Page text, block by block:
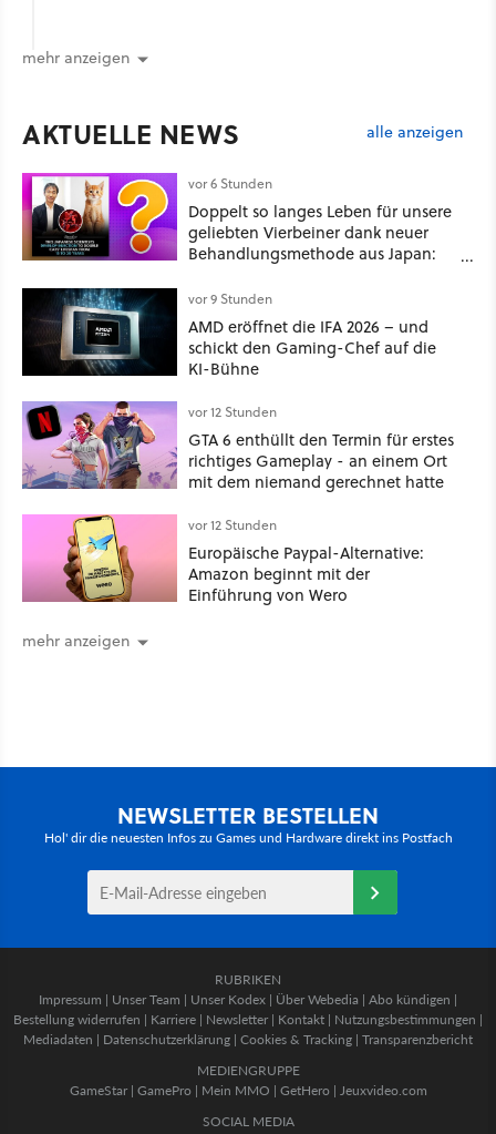
mehr anzeigen
AKTUELLE NEWS alle anzeigen
vor 6 Stunden
Doppelt so langes Leben für unsere
geliebten Vierbeiner dank neuer
Behandlungsmethode aus Japan:
Kommentare zeigt, dass es nicht so
einfach ist
vor 9 Stunden
AMD eröffnet die IFA 2026 – und
schickt den Gaming-Chef auf die
KI-Bühne
vor 12 Stunden
GTA 6 enthüllt den Termin für erstes
richtiges Gameplay - an einem Ort
mit dem niemand gerechnet hatte
vor 12 Stunden
Europäische Paypal-Alternative:
Amazon beginnt mit der
Einführung von Wero
mehr anzeigen
NEWSLETTER BESTELLEN
Hol' dir die neuesten Infos zu Games und Hardware direkt ins Postfach
RUBRIKEN
Impressum | Unser Team | Unser Kodex | Über Webedia | Abo kündigen |
Bestellung widerrufen | Karriere | Newsletter | Kontakt | Nutzungsbestimmungen |
Mediadaten | Datenschutzerklärung | Cookies & Tracking | Transparenzbericht
MEDIENGRUPPE
GameStar| GamePro | Mein MMO | GetHero | Jeuxvideo.com
SOCIAL MEDIA